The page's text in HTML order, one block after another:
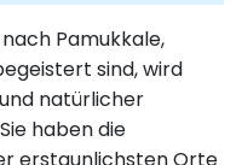
Pamukkale,
sind, wird
natürlicher
haben die